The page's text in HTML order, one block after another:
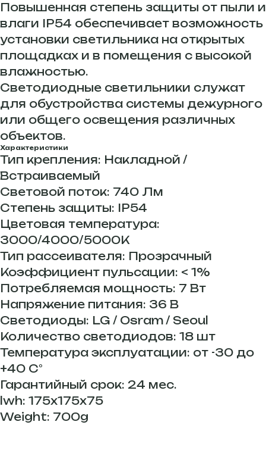
Повышенная степень защиты от пыли и
влаги IP54 обеспечивает возможность
установки светильника на открытых
площадках и в помещения с высокой
влажностью.
Светодиодные светильники служат
для обустройства системы дежурного
или общего освещения различных
объектов.
Характеристики
Тип крепления: Накладной /
Встраиваемый
Световой поток: 740 Лм
Степень защиты: IP54
Цветовая температура:
3000/4000/5000К
Тип рассеивателя: Прозрачный
Коэффициент пульсации: < 1%
Потребляемая мощность: 7 Вт
Напряжение питания: 36 В
Светодиоды: LG / Osram / Seoul
Количество светодиодов: 18 шт
Температура эксплуатации: от -30 до
+40 С°
Гарантийный срок: 24 мес.
lwh: 175x175x75
Weight: 700g